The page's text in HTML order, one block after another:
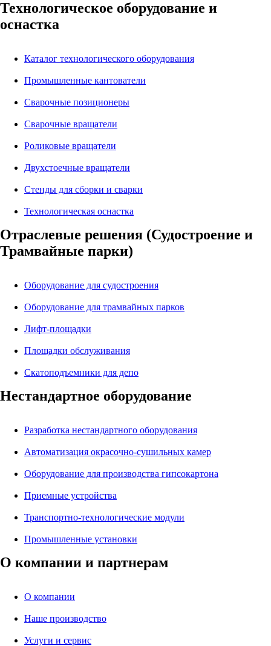
Технологическое оборудование и
оснастка
Каталог технологического оборудования
Промышленные кантователи
Сварочные позиционеры
Сварочные вращатели
Роликовые вращатели
Двухстоечные вращатели
Стенды для сборки и сварки
Технологическая оснастка
Отраслевые решения (Судостроение и
Трамвайные парки)
Оборудование для судостроения
Оборудование для трамвайных парков
Лифт-площадки
Площадки обслуживания
Скатоподъемники для депо
Нестандартное оборудование
Разработка нестандартного оборудования
Автоматизация окрасочно-сушильных камер
Оборудование для производства гипсокартона
Приемные устройства
Транспортно-технологические модули
Промышленные установки
О компании и партнерам
О компании
Наше производство
Услуги и сервис